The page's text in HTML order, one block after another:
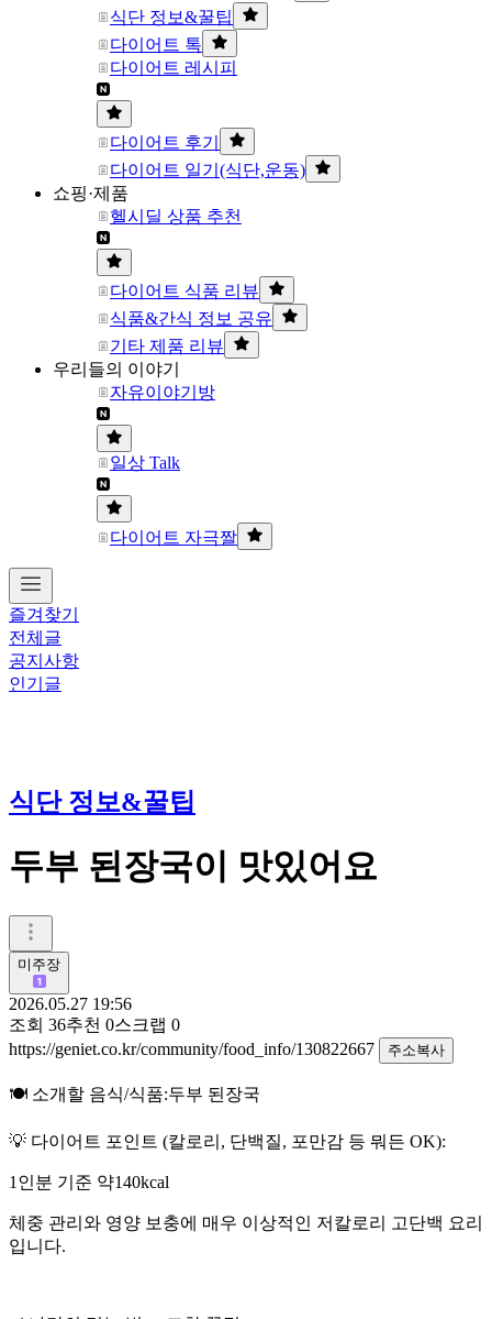
식단 정보&꿀팁
다이어트 톡
다이어트 레시피
다이어트 후기
다이어트 일기(식단,운동)
쇼핑·제품
헬시딜 상품 추천
다이어트 식품 리뷰
식품&간식 정보 공유
기타 제품 리뷰
우리들의 이야기
자유이야기방
일상 Talk
다이어트 자극짤
즐겨찾기
전체글
공지사항
인기글
식단 정보&꿀팁
두부 된장국이 맛있어요
미주장
2026.05.27 19:56
조회 36추천 0스크랩 0
https://geniet.co.kr/community/food_info/130822667
주소복사
🍽️ 소개할 음식/식품:두부 된장국
💡 다이어트 포인트 (칼로리, 단백질, 포만감 등 뭐든 OK):
1인분 기준 약140kcal
체중 관리와 영양 보충에 매우 이상적인 저칼로리 고단백 요리
입니다.